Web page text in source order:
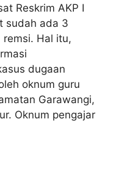
Reskrim AKP I
sudah ada 3
remsi. Hal itu,
dugaan
oknum guru
Garawangi,
Oknum pengajar